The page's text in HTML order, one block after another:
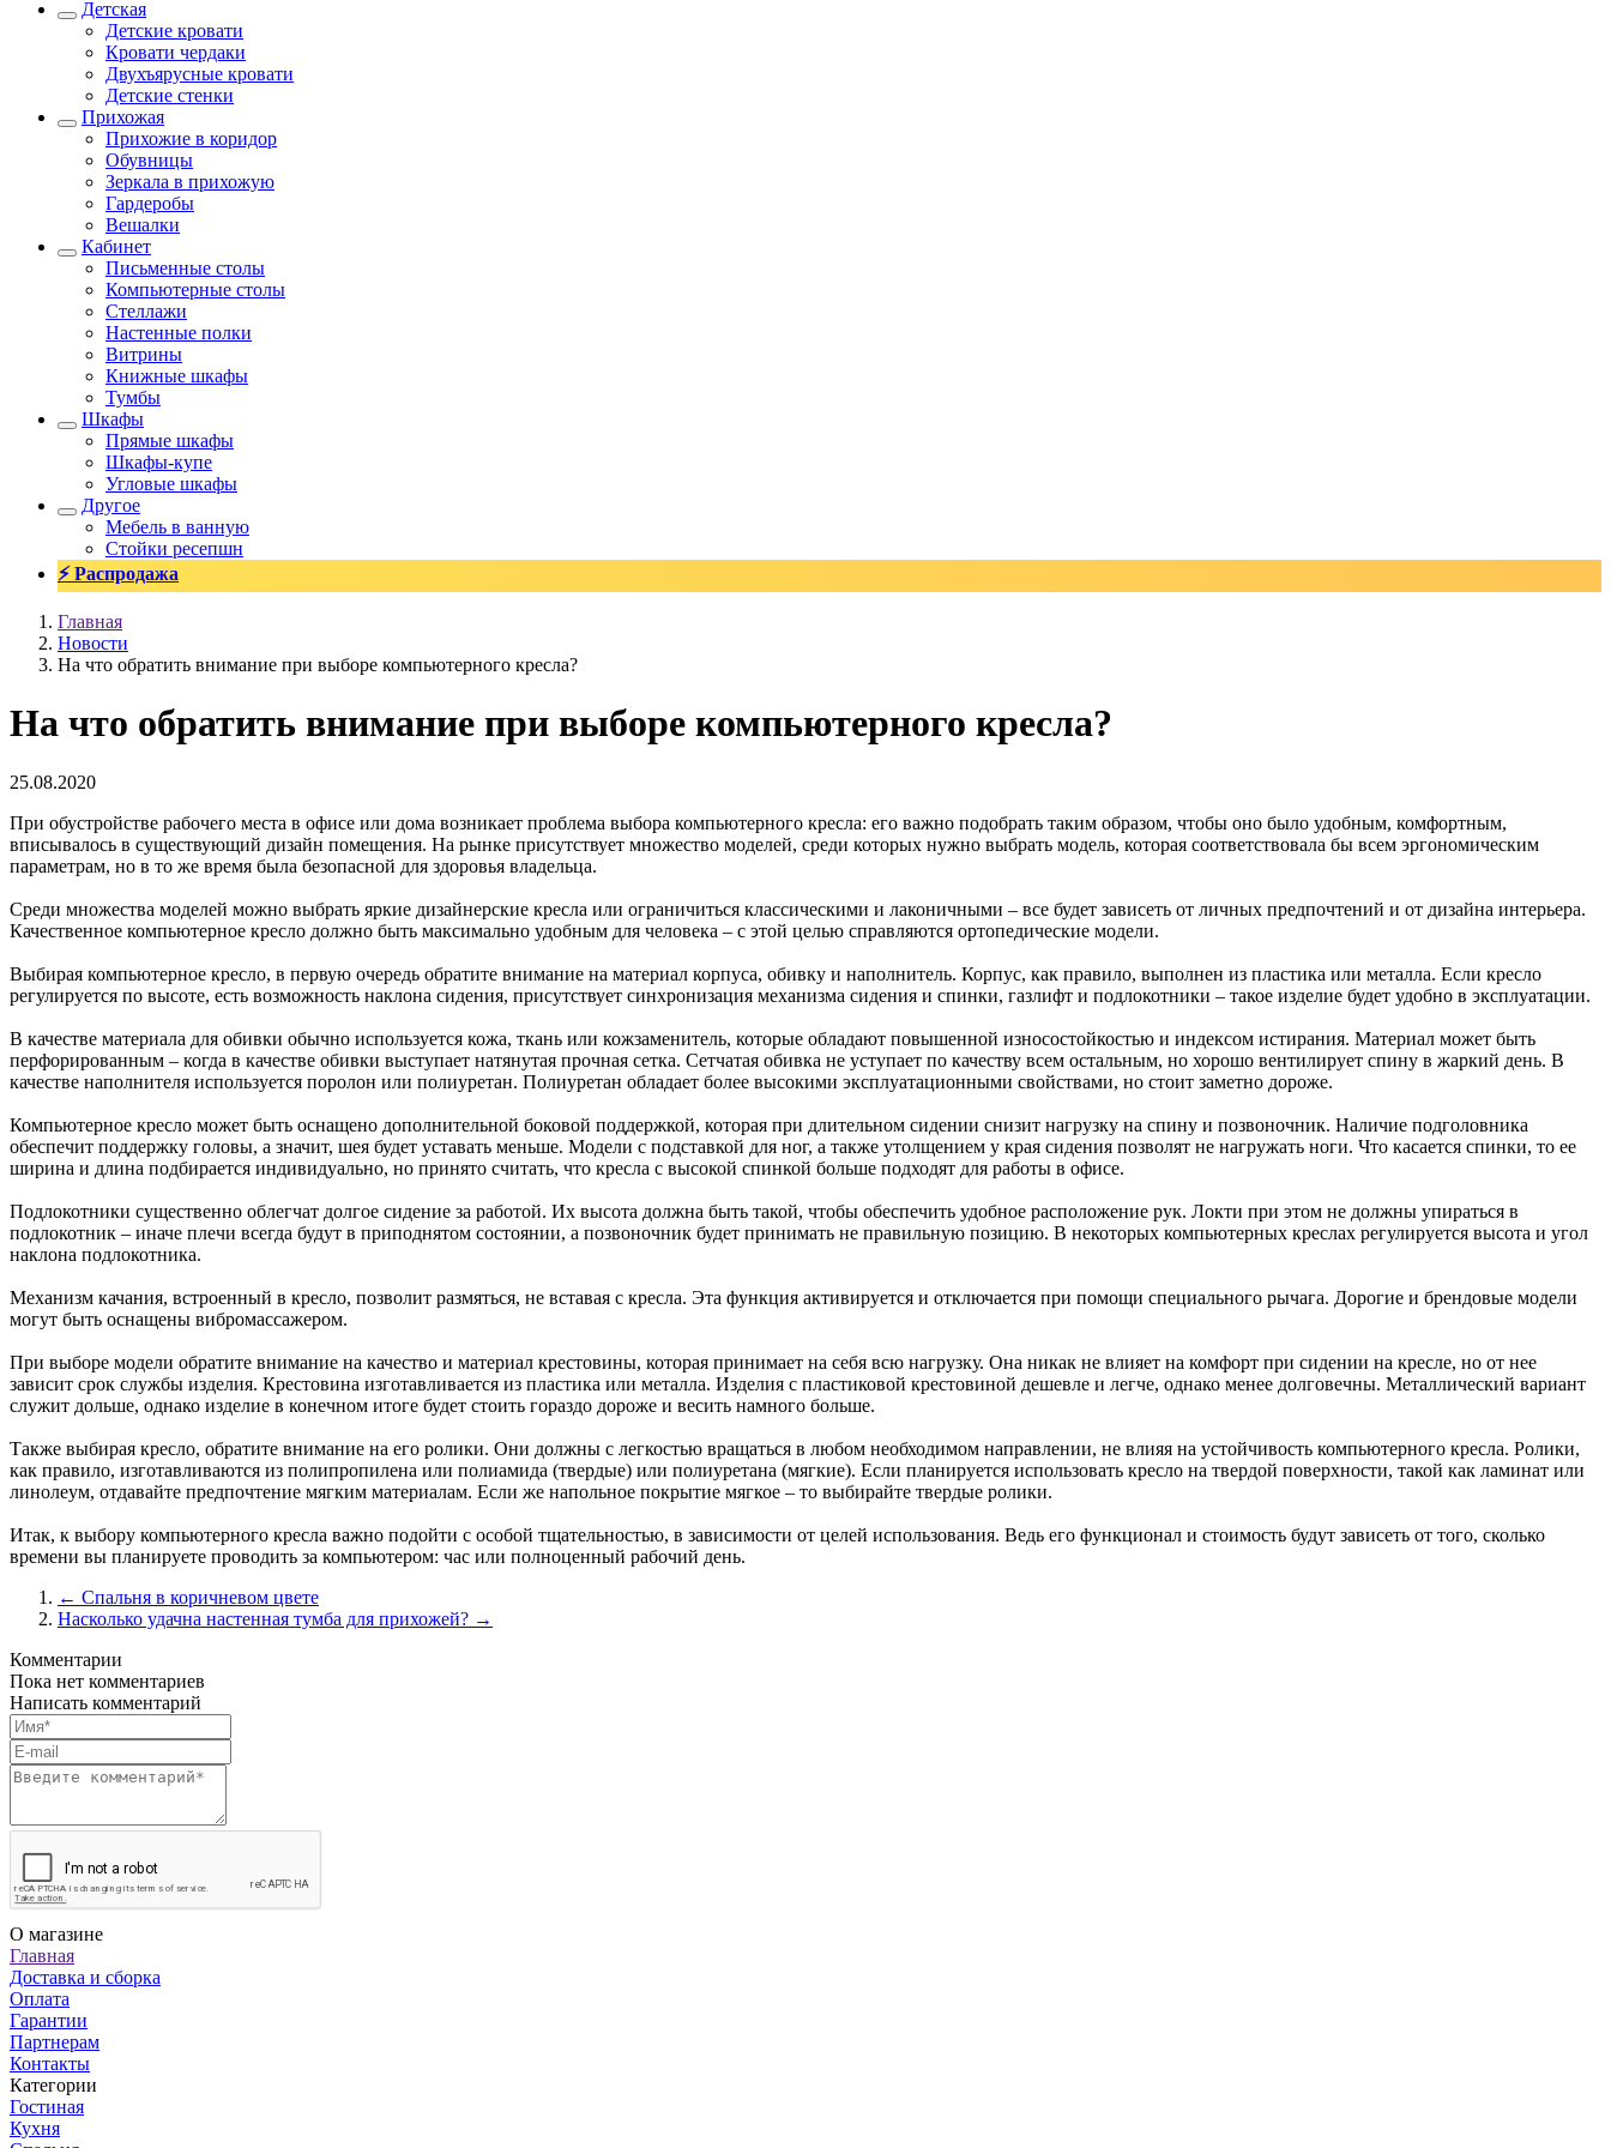
Детская
Детские кровати
Кровати чердаки
Двухъярусные кровати
Детские стенки
Прихожая
Прихожие в коридор
Обувницы
Зеркала в прихожую
Гардеробы
Вешалки
Кабинет
Письменные столы
Компьютерные столы
Стеллажи
Настенные полки
Витрины
Книжные шкафы
Тумбы
Шкафы
Прямые шкафы
Шкафы-купе
Угловые шкафы
Другое
Мебель в ванную
Стойки ресепшн
⚡ Распродажа
Главная
Новости
На что обратить внимание при выборе компьютерного кресла?
На что обратить внимание при выборе компьютерного кресла?
25.08.2020
При обустройстве рабочего места в офисе или дома возникает проблема выбора компьютерного кресла: его важно подобрать таким образом, чтобы оно было удобным, комфортным,
вписывалось в существующий дизайн помещения. На рынке присутствует множество моделей, среди которых нужно выбрать модель, которая соответствовала бы всем эргономическим
параметрам, но в то же время была безопасной для здоровья владельца.
Среди множества моделей можно выбрать яркие дизайнерские кресла или ограничиться классическими и лаконичными – все будет зависеть от личных предпочтений и от дизайна интерьера.
Качественное компьютерное кресло должно быть максимально удобным для человека – с этой целью справляются ортопедические модели.
Выбирая компьютерное кресло, в первую очередь обратите внимание на материал корпуса, обивку и наполнитель. Корпус, как правило, выполнен из пластика или металла. Если кресло
регулируется по высоте, есть возможность наклона сидения, присутствует синхронизация механизма сидения и спинки, газлифт и подлокотники – такое изделие будет удобно в эксплуатации.
В качестве материала для обивки обычно используется кожа, ткань или кожзаменитель, которые обладают повышенной износостойкостью и индексом истирания. Материал может быть
перфорированным – когда в качестве обивки выступает натянутая прочная сетка. Сетчатая обивка не уступает по качеству всем остальным, но хорошо вентилирует спину в жаркий день. В
качестве наполнителя используется поролон или полиуретан. Полиуретан обладает более высокими эксплуатационными свойствами, но стоит заметно дороже.
Компьютерное кресло может быть оснащено дополнительной боковой поддержкой, которая при длительном сидении снизит нагрузку на спину и позвоночник. Наличие подголовника
обеспечит поддержку головы, а значит, шея будет уставать меньше. Модели с подставкой для ног, а также утолщением у края сидения позволят не нагружать ноги. Что касается спинки, то ее
ширина и длина подбирается индивидуально, но принято считать, что кресла с высокой спинкой больше подходят для работы в офисе.
Подлокотники существенно облегчат долгое сидение за работой. Их высота должна быть такой, чтобы обеспечить удобное расположение рук. Локти при этом не должны упираться в
подлокотник – иначе плечи всегда будут в приподнятом состоянии, а позвоночник будет принимать не правильную позицию. В некоторых компьютерных креслах регулируется высота и угол
наклона подлокотника.
Механизм качания, встроенный в кресло, позволит размяться, не вставая с кресла. Эта функция активируется и отключается при помощи специального рычага. Дорогие и брендовые модели
могут быть оснащены вибромассажером.
При выборе модели обратите внимание на качество и материал крестовины, которая принимает на себя всю нагрузку. Она никак не влияет на комфорт при сидении на кресле, но от нее
зависит срок службы изделия. Крестовина изготавливается из пластика или металла. Изделия с пластиковой крестовиной дешевле и легче, однако менее долговечны. Металлический вариант
служит дольше, однако изделие в конечном итоге будет стоить гораздо дороже и весить намного больше.
Также выбирая кресло, обратите внимание на его ролики. Они должны с легкостью вращаться в любом необходимом направлении, не влияя на устойчивость компьютерного кресла. Ролики,
как правило, изготавливаются из полипропилена или полиамида (твердые) или полиуретана (мягкие). Если планируется использовать кресло на твердой поверхности, такой как ламинат или
линолеум, отдавайте предпочтение мягким материалам. Если же напольное покрытие мягкое – то выбирайте твердые ролики.
Итак, к выбору компьютерного кресла важно подойти с особой тщательностью, в зависимости от целей использования. Ведь его функционал и стоимость будут зависеть от того, сколько
времени вы планируете проводить за компьютером: час или полноценный рабочий день.
← Спальня в коричневом цвете
Насколько удачна настенная тумба для прихожей? →
Комментарии
Пока нет комментариев
Написать комментарий
О магазине
Главная
Доставка и сборка
Оплата
Гарантии
Партнерам
Контакты
Категории
Гостиная
Кухня